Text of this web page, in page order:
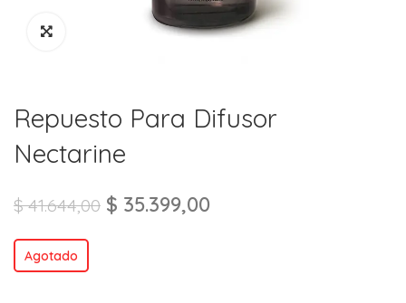
Repuesto Para Difusor
Nectarine
$41.644,00 $ 35.399,00
Agotado